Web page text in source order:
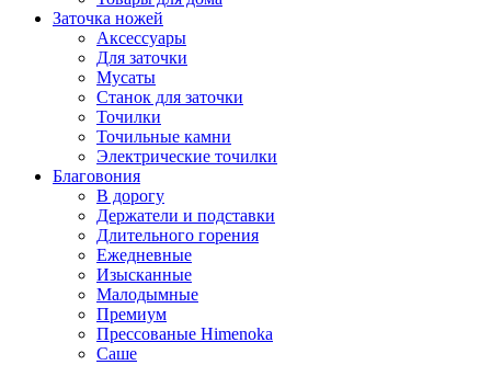
Заточка ножей
Аксессуары
Для заточки
Мусаты
Станок для заточки
Точилки
Точильные камни
Электрические точилки
Благовония
В дорогу
Держатели и подставки
Длительного горения
Ежедневные
Изысканные
Малодымные
Премиум
Прессованые Himenoka
Саше